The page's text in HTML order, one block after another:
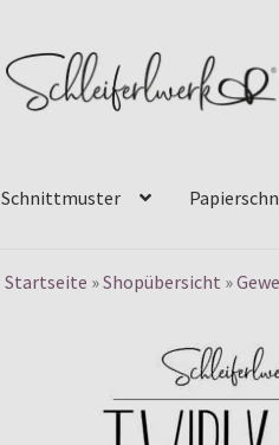
Zur
Navigation
Zum
Inhalt
Schnittmuster
Startseite »Shopübersicht »